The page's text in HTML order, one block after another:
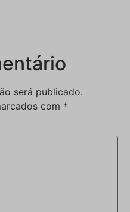
será publicado.
com *